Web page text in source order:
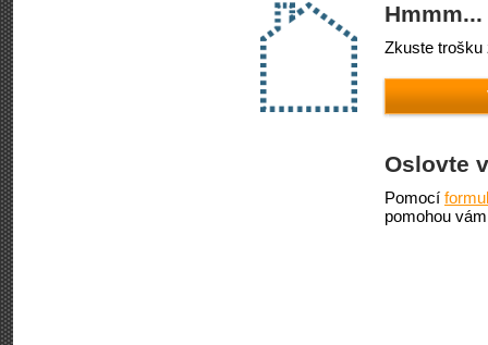
Zkuste trošku
Oslovte
Pomocí
pomohou